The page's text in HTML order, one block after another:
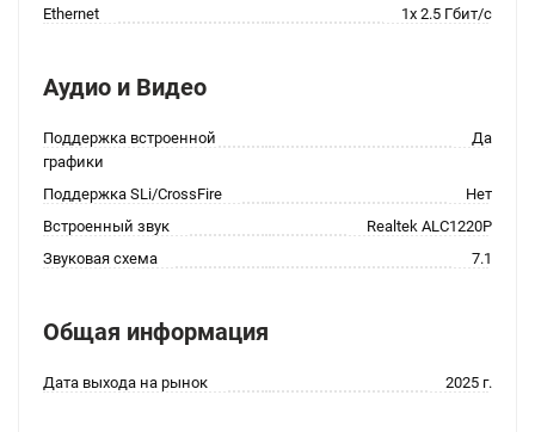
Ethernet
1x 2.5 Гбит/с
Аудио и Видео
Поддержка встроенной
графики
Да
Поддержка SLi/CrossFire
Нет
Встроенный звук
Realtek ALC1220P
Звуковая схема
7.1
Общая информация
Дата выхода на рынок 2025 г.